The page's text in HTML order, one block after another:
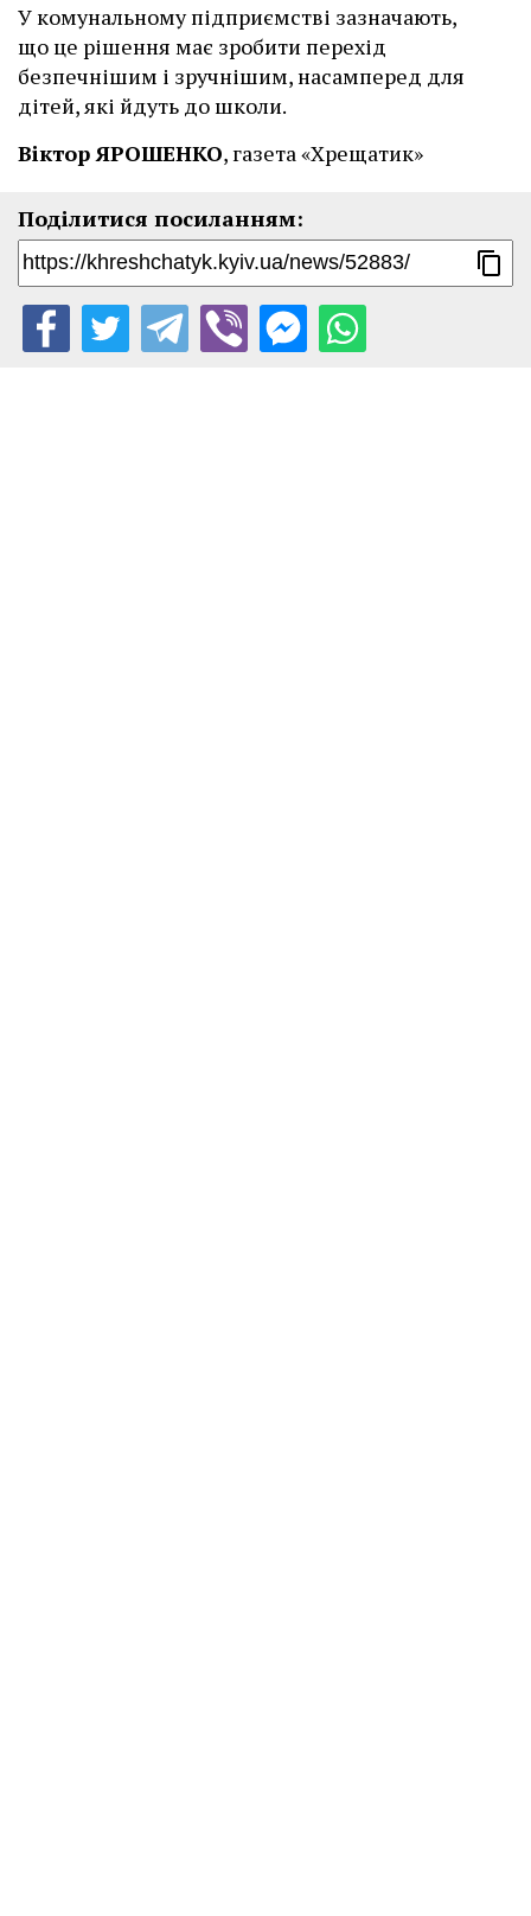
У комунальному підприємстві зазначають,
що це рішення має зробити перехід
безпечнішим і зручнішим, насамперед для
дітей, які йдуть до школи.
Віктор ЯРОШЕНКО, газета «Хрещатик»